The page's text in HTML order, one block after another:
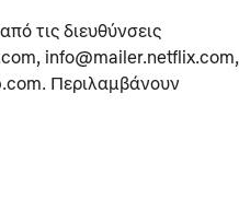
τις διευθύνσεις
info@mailer.netflix.com,
Περιλαμβάνουν